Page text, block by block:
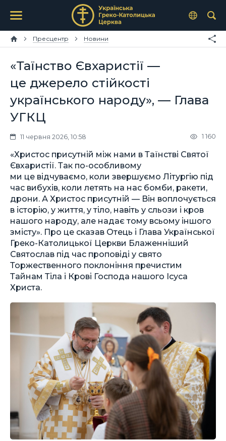
Пресцентр Новини
«Таїнство Євхаристії —
це джерело стійкості
українського народу», — Глава
УГКЦ
11 червня 2026, 10:58 1 160
«Христос присутній між нами в Таїнстві Святої
Євхаристії. Так по-особливому
ми це відчуваємо, коли звершуємо Літургію під
час вибухів, коли летять на нас бомби, ракети,
дрони. А Христос присутній — Він воплочується
в історію, у життя, у тіло, навіть у сльози і кров
нашого народу, але надає тому всьому іншого
змісту». Про це сказав Отець і Глава Української
Греко-Католицької Церкви Блаженніший
Святослав під час проповіді у свято
Торжественного поклоніння пречистим
Тайнам Тіла і Крові Господа нашого Ісуса
Христа.